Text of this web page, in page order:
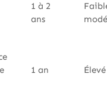
1 à 2
ans
1 an Élevé